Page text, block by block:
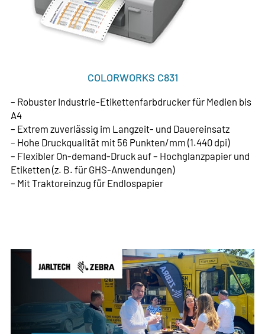
COLORWORKS C831
– Robuster Industrie-Etikettenfarbdrucker für Medien bis
A4
– Extrem zuverlässig im Langzeit- und Dauereinsatz
– Hohe Druckqualität mit 56 Punkten/mm (1.440 dpi)
– Flexibler On-demand-Druck auf – Hochglanzpapier und
Etiketten (z. B. für GHS-Anwendungen)
– Mit Traktoreinzug für Endlospapier